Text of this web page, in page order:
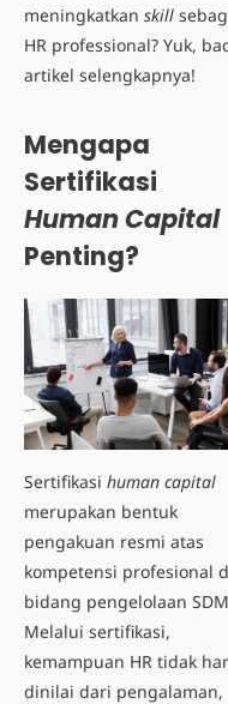
meningkatkan skill
HR professional? Yuk,
artikel selengkapnya!
Mengapa
Sertifikasi
Human Capital
Penting?
Sertifikasi human capital
merupakan bentuk
pengakuan resmi atas
kompetensi profesional
bidang pengelolaan SDM
Melalui sertifikasi,
kemampuan HR tidak
dinilai dari pengalaman,